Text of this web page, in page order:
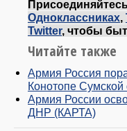
Одноклассниках,
Twitter, чтобы
Читайте также
Армия Россия
Конотопе
Армия России
ДНР (КАРТА)